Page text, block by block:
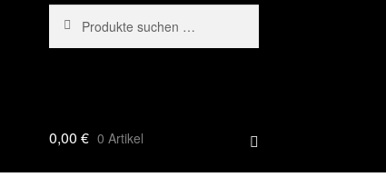
Suchen
nach:
0,00 € 0 Artikel